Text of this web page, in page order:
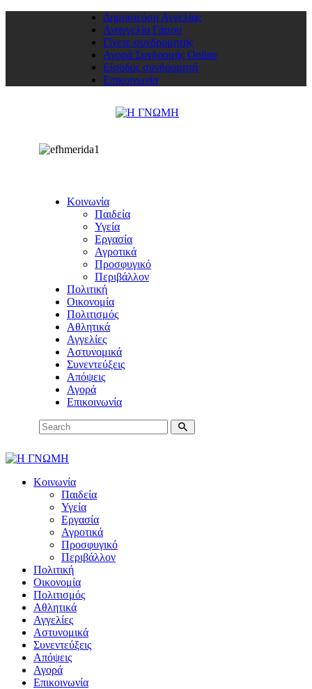
Δημοσιεύση Αγγελίας
Αναγγελία Γάμου
Γίνετε συνδρομητής
Αγορά Συνδρομής Online
Είσοδος συνδρομητή
Επικοινωνία
Κοινωνία
Παιδεία
Υγεία
Εργασία
Αγροτικά
Προσφυγικό
Περιβάλλον
Πολιτική
Οικονομία
Πολιτισμός
Αθλητικά
Αγγελίες
Αστυνομικά
Συνεντεύξεις
Απόψεις
Αγορά
Επικοινωνία
Κοινωνία
Παιδεία
Υγεία
Εργασία
Αγροτικά
Προσφυγικό
Περιβάλλον
Πολιτική
Οικονομία
Πολιτισμός
Αθλητικά
Αγγελίες
Αστυνομικά
Συνεντεύξεις
Απόψεις
Αγορά
Επικοινωνία